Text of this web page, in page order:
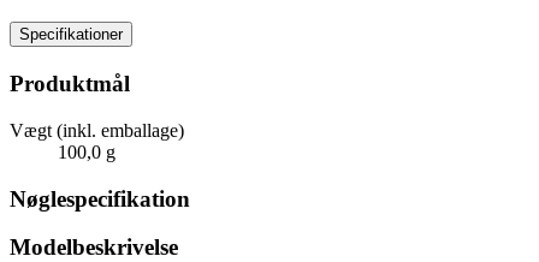
Specifikationer
Produktmål
Vægt (inkl. emballage)
100,0 g
Nøglespecifikation
Modelbeskrivelse